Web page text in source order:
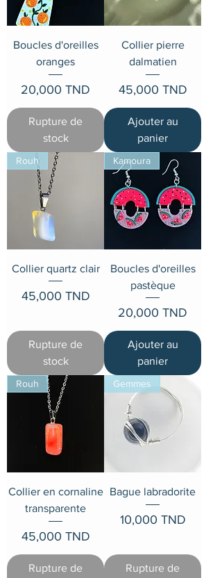
Boucles d'oreilles
oranges
Prix
20,000 TND
Rupture de
stock
Collier pierre
dalmatien
Prix
45,000 TND
Ajouter au
panier
Rouh
Collier quartz clair
Prix
45,000 TND
Rupture de
stock
Kamoura
Boucles d'oreilles
pastèque
Prix
20,000 TND
Ajouter au
panier
Rouh
Collier en cornaline
transparente
Prix
45,000 TND
Rupture de
Gemmes
Bague labradorite
Prix
10,000 TND
Rupture de